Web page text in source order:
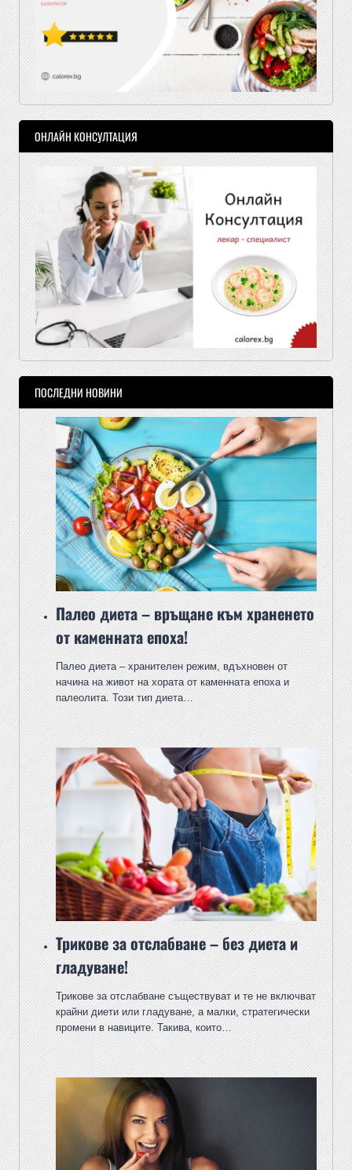
ОНЛАЙН КОНСУЛТАЦИЯ
ПОСЛЕДНИ НОВИНИ
Палео диета – връщане към храненето
от каменната епоха!
Палео диета – хранителен режим, вдъхновен от
начина на живот на хората от каменната епоха и
палеолита. Този тип диета…
Трикове за отслабване – без диета и
гладуване!
Трикове за отслабване съществуват и те не включват
крайни диети или гладуване, а малки, стратегически
промени в навиците. Такива, които…